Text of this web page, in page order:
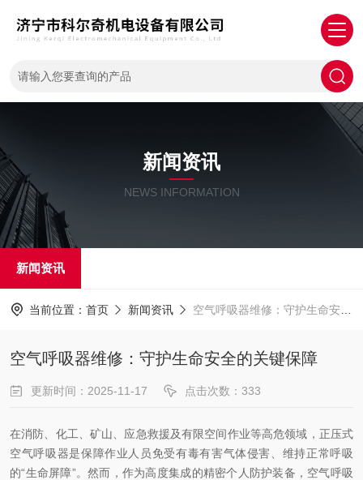
新闻资讯
NEWS INFORMATION
新闻资讯
当前位置： 首页 新闻资讯 空气呼吸器维修：守护生命安全的关键保障
空气呼吸器维修：守护生命安全的关键保障
更新时间：2025-11-17 点击次数：333
在消防、化工、矿山、应急救援及有限空间作业等高危领域，正压式
空气呼吸器是保障作业人员免受有毒有害气体侵害、维持正常呼吸
的“生命屏障”。然而，作为高度集成的精密个人防护装备，空气呼吸